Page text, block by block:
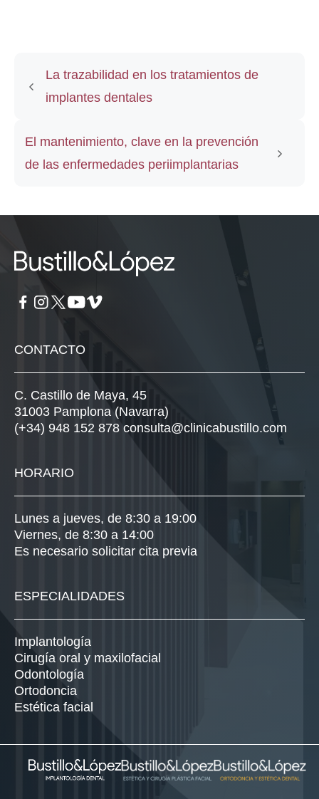
La trazabilidad en los tratamientos de
implantes dentales
El mantenimiento, clave en la prevención
de las enfermedades periimplantarias
CONTACTO
C. Castillo de Maya, 45
31003 Pamplona (Navarra)
(+34) 948 152 878 consulta@clinicabustillo.com
HORARIO
Lunes a jueves, de 8:30 a 19:00
Viernes, de 8:30 a 14:00
Es necesario solicitar cita previa
ESPECIALIDADES
Implantología
Cirugía oral y maxilofacial
Odontología
Ortodoncia
Estética facial